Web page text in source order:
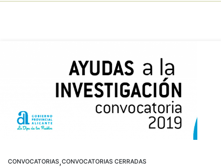
CONVOCATORIAS,CONVOCATORIAS CERRADAS